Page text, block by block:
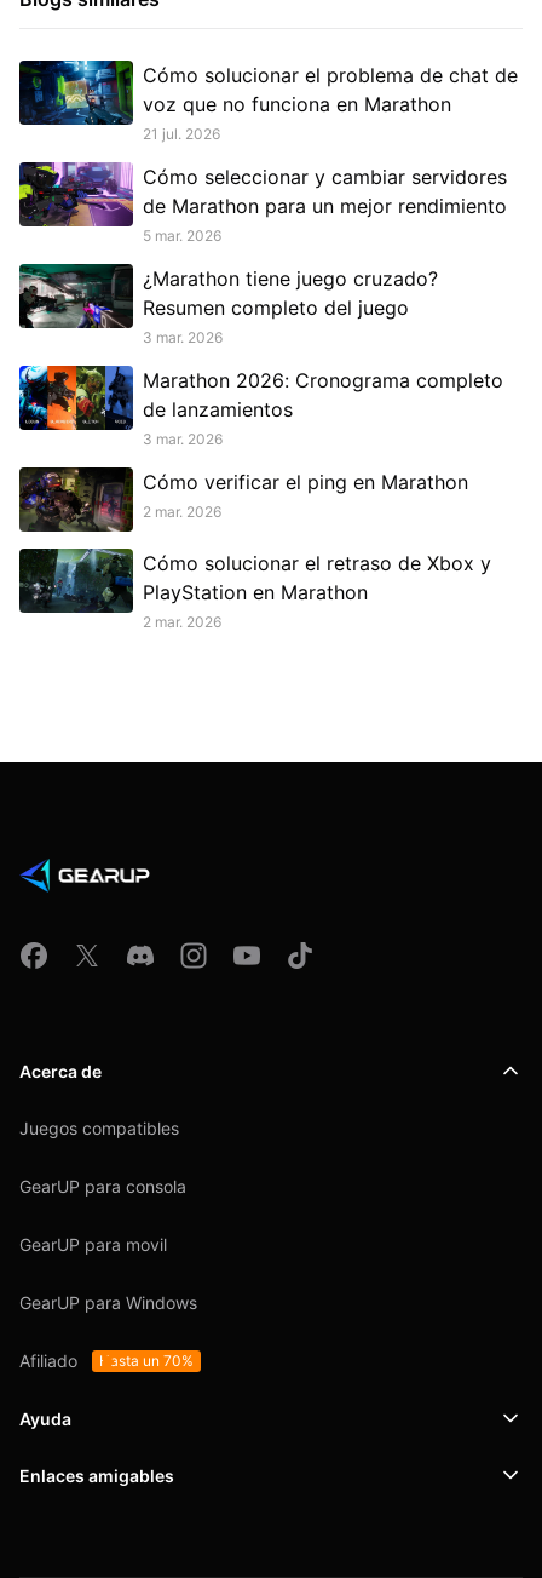
Cómo solucionar el problema de chat de
voz que no funciona en Marathon
21 jul. 2026
Cómo seleccionar y cambiar servidores
de Marathon para un mejor rendimiento
5 mar. 2026
¿Marathon tiene juego cruzado?
Resumen completo del juego
3 mar. 2026
Marathon 2026: Cronograma completo
de lanzamientos
3 mar. 2026
Cómo verificar el ping en Marathon
2 mar. 2026
Cómo solucionar el retraso de Xbox y
PlayStation en Marathon
2 mar. 2026
Acerca de
Juegos compatibles
GearUP para consola
GearUP para movil
GearUP para Windows
Afiliado Hasta un 70%
Ayuda
Soporte
Enlaces amigables